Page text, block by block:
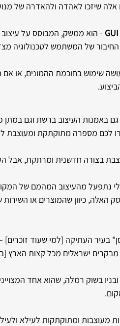
שיזכו לאהדה ולהאדרה של
- הוא ממשק, המבוסס על
של המשתמש לטכנולוגיה
שימוש בחוכמת ההמונים, או
באמנות העיצוב ברשת וגם במתן
לכם מספרה מתוקתקת ומעוצבת
בצורה חדשנית ומרתקת, אבל
נתפעל מהעיצוב המהמם של
האלה, כיוון שהמוצרים או
העתיקה [למי שעוד זוכרים]
מבקרים ישראלים מכל קצות הארץ
בשוק רמלה, שהוא אחד
ומתוקתקות לעילא